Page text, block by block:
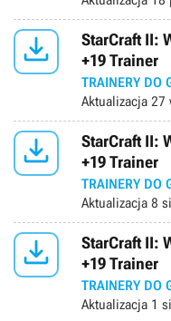

StarCraft II:
+19 Trainer
TRAINERY DO
Aktualizacja 27

StarCraft II:
+19 Trainer
TRAINERY DO
Aktualizacja 8

StarCraft II:
+19 Trainer
TRAINERY DO
Aktualizacja 1